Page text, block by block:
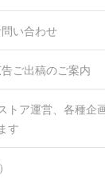
問い合わせ
告ご出稿のご案内
トア運営、各種企
す